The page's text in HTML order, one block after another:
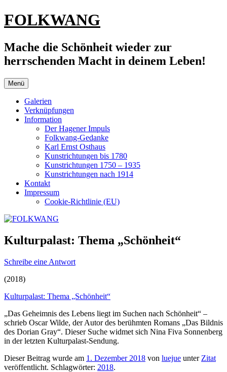
Zum
Inhalt
FOLKWANG
Mache die Schönheit wieder zur
herrschenden Macht in deinem Leben!
Menü
Galerien
Verknüpfungen
Information
Der Hagener Impuls
Folkwang-Gedanke
Karl Ernst Osthaus
Kunstrichtungen bis 1780
Kunstrichtungen 1750 – 1935
Kunstrichtungen nach 1914
Kontakt
Impressum
Cookie-Richtlinie (EU)
Kulturpalast: Thema „Schönheit“
Schreibe eine Antwort
(2018)
Kulturpalast: Thema „Schönheit“
„Das Geheimnis des Lebens liegt im Suchen nach Schönheit“ –
schrieb Oscar Wilde, der Autor des berühmten Romans „Das Bildnis
des Dorian Gray“. Dieser Suche widmet sich Nina Fiva Sonnenberg
in der letzten Kulturpalast-Sendung.
Dieser Beitrag wurde am 1. Dezember 2018 von luejue unter Zitat
veröffentlicht. Schlagwörter: 2018.